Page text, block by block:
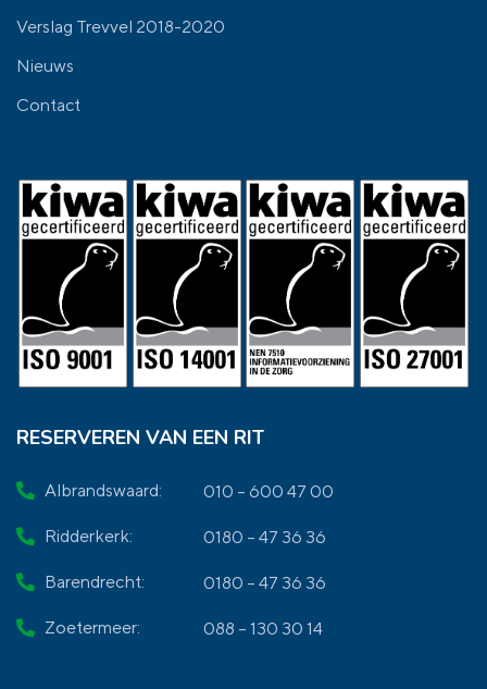
Verslag Trevvel 2018-2020
Nieuws
Contact
RESERVEREN VAN EEN RIT
Albrandswaard: 010 – 600 47 00
Ridderkerk: 0180 – 47 36 36
Barendrecht: 0180 – 47 36 36
Zoetermeer: 088 – 130 30 14